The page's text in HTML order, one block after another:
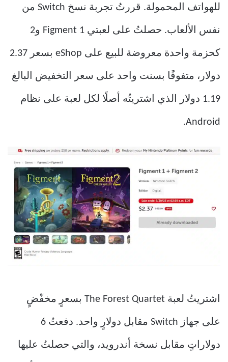
للهواتف المحمولة. قررتُ تجربة نسخ Switch من
نفس الألعاب. حصلتُ على لعبتي Figment 1 و2
كحزمة واحدة معروضة للبيع على eShop بسعر 2.37
دولار، متفوقًا بسنت واحد على سعر التخفيض البالغ
1.19 دولار الذي اشتريتُه أصلًا لكل لعبة على نظام
Android.
اشتريتُ لعبة The Forest Quartet بسعرٍ مخفّضٍ
على جهاز Switch مقابل دولارٍ واحد. دفعتُ 6
دولاراتٍ مقابل نسخة أندرويد، والتي حصلتُ عليها